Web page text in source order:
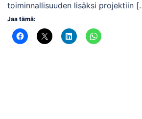
toiminnallisuuden lisäksi projektiin
Jaa tämä: